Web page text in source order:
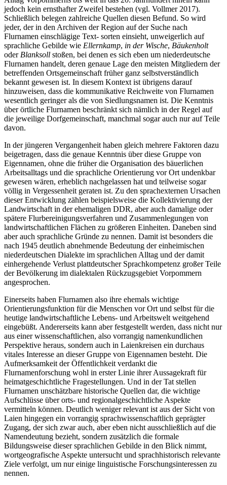
jedoch kein ernsthafter Zweifel bestehen (vgl. Vollmer 2017).
Schließlich belegen zahlreiche Quellen diesen Befund. So wird
jeder, der in den Archiven der Region auf der Suche nach
Flurnamen einschlägige Text- sorten einsieht, unweigerlich auf
sprachliche Gebilde wie Ellernkamp, in der Wische, Bäukenholt
oder Blanksoll stoßen, bei denen es sich eben um niederdeutsche
Flurnamen handelt, deren genaue Lage den meisten Mitgliedern der
betreffenden Ortsgemeinschaft früher ganz selbstverständlich
bekannt gewesen ist. In diesem Kontext ist übrigens darauf
hinzuweisen, dass die kommunikative Reichweite von Flurnamen
wesentlich geringer als die von Siedlungsnamen ist. Die Kenntnis
über örtliche Flurnamen beschränkt sich nämlich in der Regel auf
die jeweilige Dorfgemeinschaft, manchmal sogar auch nur auf Teile
davon.
In der jüngeren Vergangenheit haben gleich mehrere Faktoren dazu
beigetragen, dass die genaue Kenntnis über diese Gruppe von
Eigennamen, ohne die früher die Organisation des bäuerlichen
Arbeitsalltags und die sprachliche Orientierung vor Ort undenkbar
gewesen wären, erheblich nachgelassen hat und teilweise sogar
völlig in Vergessenheit geraten ist. Zu den sprachexternen Ursachen
dieser Entwicklung zählen beispielsweise die Kollektivierung der
Landwirtschaft in der ehemaligen DDR, aber auch damalige oder
spätere Flurbereinigungsverfahren und Zusammenlegungen von
landwirtschaftlichen Flächen zu größeren Einheiten. Daneben sind
aber auch sprachliche Gründe zu nennen. Damit ist besonders die
nach 1945 deutlich abnehmende Bedeutung der einheimischen
niederdeutschen Dialekte im sprachlichen Alltag und der damit
einhergehende Verlust plattdeutscher Sprachkompetenz großer Teile
der Bevölkerung im dialektalen Rückzugsgebiet Vorpommern
angesprochen.
Einerseits haben Flurnamen also ihre ehemals wichtige
Orientierungsfunktion für die Menschen vor Ort und selbst für die
heutige landwirtschaftliche Lebens- und Arbeitswelt weitgehend
eingebüßt. Andererseits kann aber festgestellt werden, dass nicht nur
aus einer wissenschaftlichen, also vorrangig namenkundlichen
Perspektive heraus, sondern auch in Laienkreisen ein durchaus
vitales Interesse an dieser Gruppe von Eigennamen besteht. Die
Aufmerksamkeit der Öffentlichkeit verdankt die
Flurnamenforschung wohl in erster Linie ihrer Aussagekraft für
heimatgeschichtliche Fragestellungen. Und in der Tat stellen
Flurnamen unschätzbare historische Quellen dar, die wichtige
Aufschlüsse über orts- und regionalgeschichtliche Aspekte
vermitteln können. Deutlich weniger relevant ist aus der Sicht von
Laien hingegen ein vorrangig sprachwissenschaftlich geprägter
Zugang, der sich zwar auch, aber eben nicht ausschließlich auf die
Namendeutung bezieht, sondern zusätzlich die formale
Bildungsweise dieser sprachlichen Gebilde in den Blick nimmt,
wortgeografische Aspekte untersucht und sprachhistorisch relevante
Ziele verfolgt, um nur einige linguistische Forschungsinteressen zu
nennen.